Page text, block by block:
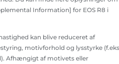
Information] for EOS R8 i
kan blive reduceret af
motivforhold og lysstyrke
Afhængigt af motivets eller